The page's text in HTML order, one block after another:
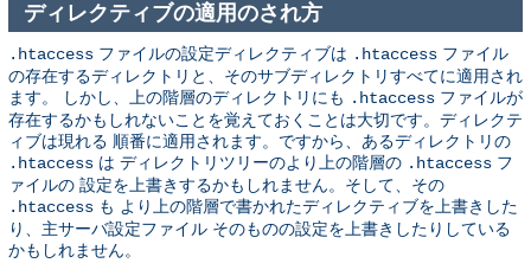
ディレクティブの適用のされ方
.htaccess ファイルの設定ディレクティブは .htaccess ファイル
の存在するディレクトリと、そのサブディレクトリすべてに適用され
ます。 しかし、上の階層のディレクトリにも .htaccess ファイルが
存在するかもしれないことを覚えておくことは大切です。ディレクテ
ィブは現れる 順番に適用されます。ですから、あるディレクトリの
.htaccess は ディレクトリツリーのより上の階層の .htaccess フ
ァイルの 設定を上書きするかもしれません。そして、その
.htaccess も より上の階層で書かれたディレクティブを上書きした
り、主サーバ設定ファイル そのものの設定を上書きしたりしている
かもしれません。